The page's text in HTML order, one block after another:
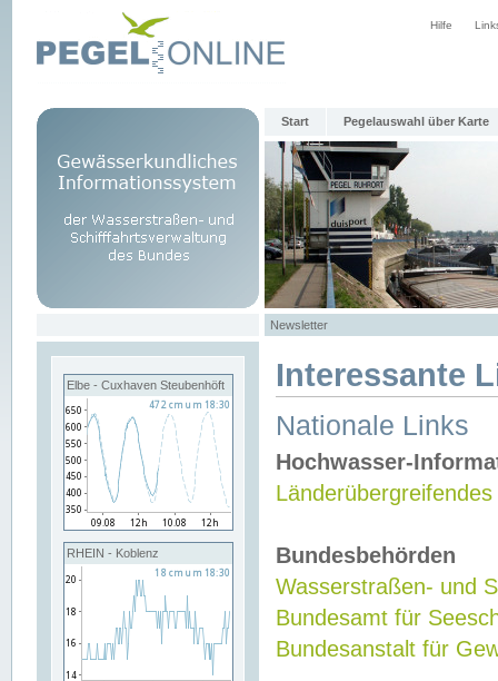
Hilfe
Start Pegelauswahl über Karte
Newsletter
Elbe - Cuxhaven Steubenhöft
RHEIN - Koblenz
Interessante
Nationale Links
Hochwasser-
Bundesbehörden
Wasserstraßen- und
Bundesamt für
Bundesanstalt für